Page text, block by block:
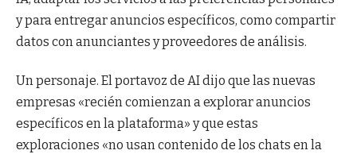
y para entregar anuncios específicos, como compartir
datos con anunciantes y proveedores de análisis.
Un personaje. El portavoz de AI dijo que las nuevas
empresas «recién comienzan a explorar anuncios
específicos en la plataforma» y que estas
exploraciones «no usan contenido de los chats en la